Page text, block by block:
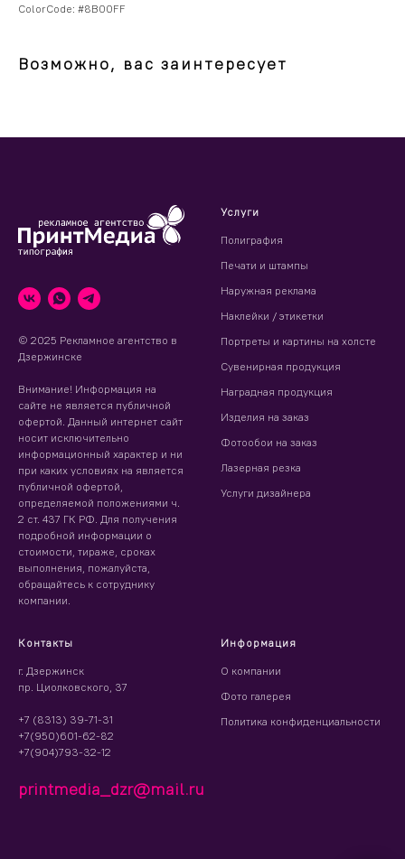
ColorCode: #8B00FF
Возможно, вас заинтересует
© 2025 Рекламное агентство в
Дзержинске
Внимание! Информация на
сайте не является публичной
офертой. Данный интернет сайт
носит исключительно
информационный характер и ни
при каких условиях на является
публичной офертой,
определяемой положениями ч.
2 ст. 437 ГК РФ. Для получения
подробной информации о
стоимости, тираже, сроках
выполнения, пожалуйста,
обращайтесь к сотруднику
компании.
Услуги
Полиграфия
Печати и штампы
Наружная реклама
Наклейки / этикетки
Портреты и картины на холсте
Сувенирная продукция
Наградная продукция
Изделия на заказ
Фотообои на заказ
Лазерная резка
Услуги дизайнера
Контакты
г. Дзержинск
пр. Циолковского, 37
+7 (8313) 39-71-31
+7(950)601-62-82
+7(904)793-32-12
printmedia_dzr@mail.ru
Информация
О компании
Фото галерея
Политика конфиденциальности